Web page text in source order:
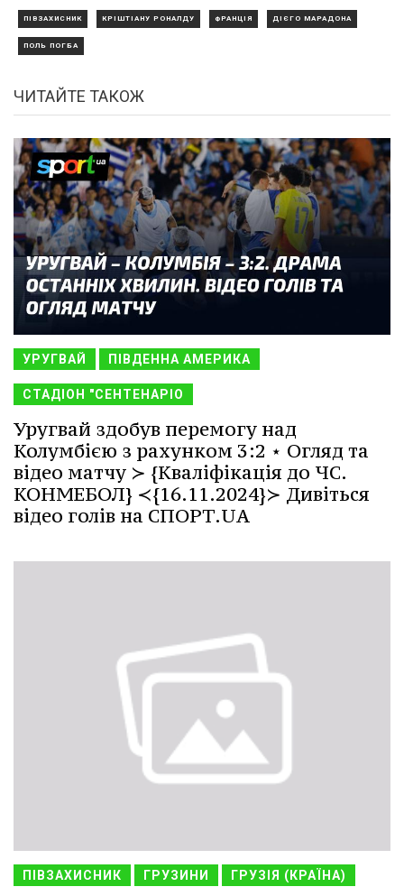
ПІВЗАХИСНИК КРІШТІАНУ РОНАЛДУ ФРАНЦІЯ ДІЄГО МАРАДОНА
ПОЛЬ ПОГБА
ЧИТАЙТЕ ТАКОЖ
УРУГВАЙ ПІВДЕННА АМЕРИКА
СТАДІОН "СЕНТЕНАРІО
Уругвай здобув перемогу над
Колумбією з рахунком 3:2 ⋆ Огляд та
відео матчу ≻ {Кваліфікація до ЧС.
КОНМЕБОЛ} ≺{16.11.2024}≻ Дивіться
відео голів на СПОРТ.UA
ПІВЗАХИСНИК ГРУЗИНИ ГРУЗІЯ (КРАЇНА)